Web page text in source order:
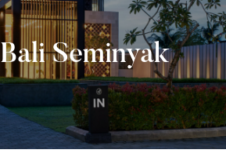
Bali Seminyak